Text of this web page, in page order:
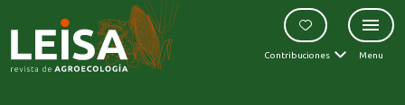
Contribuciones Menu